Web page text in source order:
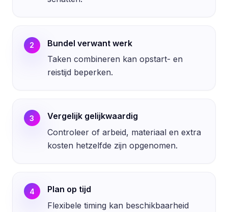
2
Bundel verwant werk
Taken combineren kan opstart- en
reistijd beperken.
3
Vergelijk gelijkwaardig
Controleer of arbeid, materiaal en extra
kosten hetzelfde zijn opgenomen.
4
Plan op tijd
Flexibele timing kan beschikbaarheid